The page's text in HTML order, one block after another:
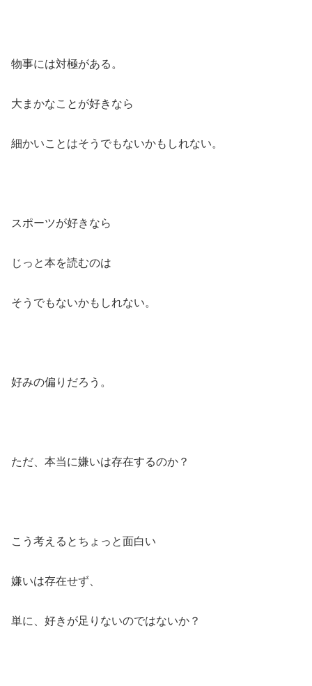
物事には対極がある。
大まかなことが好きなら
細かいことはそうでもないかもしれない。
スポーツが好きなら
じっと本を読むのは
そうでもないかもしれない。
好みの偏りだろう。
ただ、本当に嫌いは存在するのか？
こう考えるとちょっと面白い
嫌いは存在せず、
単に、好きが足りないのではないか？